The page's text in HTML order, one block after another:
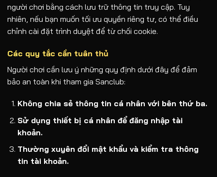
người chơi bằng cách lưu trữ thông tin truy cập. Tuy
nhiên, nếu bạn muốn tối ưu quyền riêng tư, có thể điều
chỉnh cài đặt trình duyệt để từ chối cookie.
Các quy tắc cần tuân thủ
Người chơi cần lưu ý những quy định dưới đây để đảm
bảo an toàn khi tham gia Sanclub:
Không chia sẻ thông tin cá nhân với bên thứ ba.
Sử dụng thiết bị cá nhân để đăng nhập tài
khoản.
Thường xuyên đổi mật khẩu và kiểm tra thông
tin tài khoản.